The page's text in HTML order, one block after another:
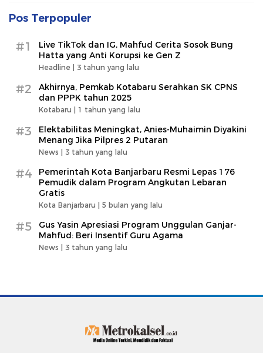
Pos Terpopuler
#1
Live TikTok dan IG, Mahfud Cerita Sosok Bung
Hatta yang Anti Korupsi ke Gen Z
Headline | 3 tahun yang lalu
#2
Akhirnya, Pemkab Kotabaru Serahkan SK CPNS
dan PPPK tahun 2025
Kotabaru | 1 tahun yang lalu
#3
Elektabilitas Meningkat, Anies-Muhaimin Diyakini
Menang Jika Pilpres 2 Putaran
News | 3 tahun yang lalu
#4
Pemerintah Kota Banjarbaru Resmi Lepas 176
Pemudik dalam Program Angkutan Lebaran
Gratis
Kota Banjarbaru | 5 bulan yang lalu
#5
Gus Yasin Apresiasi Program Unggulan Ganjar-
Mahfud: Beri Insentif Guru Agama
News | 3 tahun yang lalu